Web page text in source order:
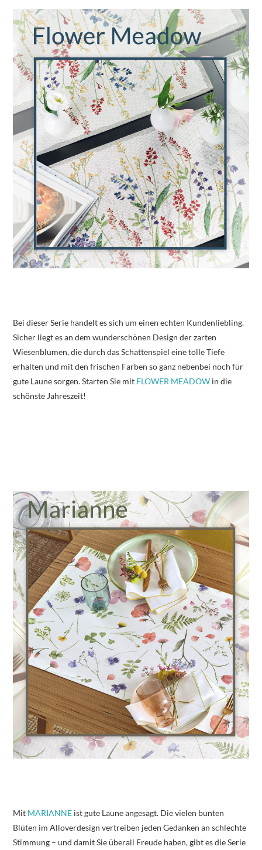
Bei dieser Serie handelt es sich um einen echten Kundenliebling.
Sicher liegt es an dem wunderschönen Design der zarten
Wiesenblumen, die durch das Schattenspiel eine tolle Tiefe
erhalten und mit den frischen Farben so ganz nebenbei noch für
gute Laune sorgen. Starten Sie mit FLOWER MEADOW in die
schönste Jahreszeit!
Mit MARIANNE ist gute Laune angesagt. Die vielen bunten
Blüten im Alloverdesign vertreiben jeden Gedanken an schlechte
Stimmung – und damit Sie überall Freude haben, gibt es die Serie